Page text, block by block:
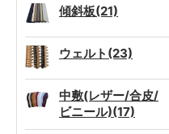
傾斜板(21)
ウェルト(23)
中敷(レザー/合皮/
ビニール)(17)